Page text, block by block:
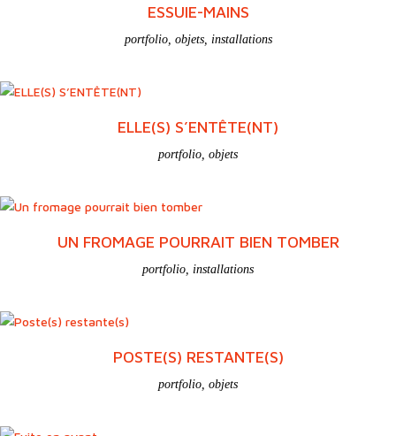
ESSUIE-MAINS
portfolio, objets, installations
ELLE(S) S’ENTÊTE(NT)
portfolio objets
UN FROMAGE POURRAIT BIEN TOMBER
portfolio installations
POSTE(S) RESTANTE(S)
portfolio objets